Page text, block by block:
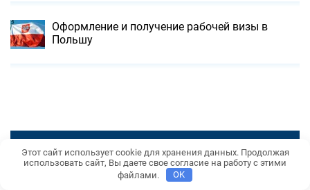
Оформление и получение рабочей визы в
Польшу
Этот сайт использует cookie для хранения данных. Продолжая
использовать сайт, Вы даете свое согласие на работу с этими
файлами.
OK